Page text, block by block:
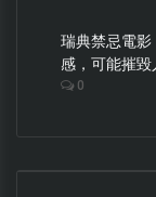
瑞典禁忌電
感，可能摧毀
0